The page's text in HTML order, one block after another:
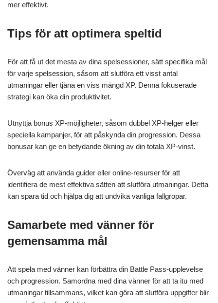
mer effektivt.
Tips för att optimera speltid
För att få ut det mesta av dina spelsessioner, sätt specifika mål
för varje spelsession, såsom att slutföra ett visst antal
utmaningar eller tjäna en viss mängd XP. Denna fokuserade
strategi kan öka din produktivitet.
Utnyttja bonus XP-möjligheter, såsom dubbel XP-helger eller
speciella kampanjer, för att påskynda din progression. Dessa
bonusar kan ge en betydande ökning av din totala XP-vinst.
Överväg att använda guider eller online-resurser för att
identifiera de mest effektiva sätten att slutföra utmaningar. Detta
kan spara tid och hjälpa dig att undvika vanliga fallgropar.
Samarbete med vänner för
gemensamma mål
Att spela med vänner kan förbättra din Battle Pass-upplevelse
och progression. Samordna med dina vänner för att ta itu med
utmaningar tillsammans, vilket kan göra att slutföra uppgifter blir